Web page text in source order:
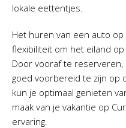
lokale eettentjes.
Het huren van een auto
flexibiliteit om het eiland
Door vooraf te
goed voorbereid te zijn op
kun je optimaal genieten
maak van je vakantie op
ervaring.